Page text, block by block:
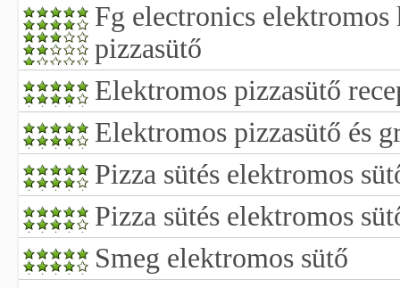
Fg electronics elektromos
pizzasütő
Elektromos pizzasütő
Elektromos pizzasütő és
Pizza sütés elektromos
Pizza sütés elektromos
Smeg elektromos sütő